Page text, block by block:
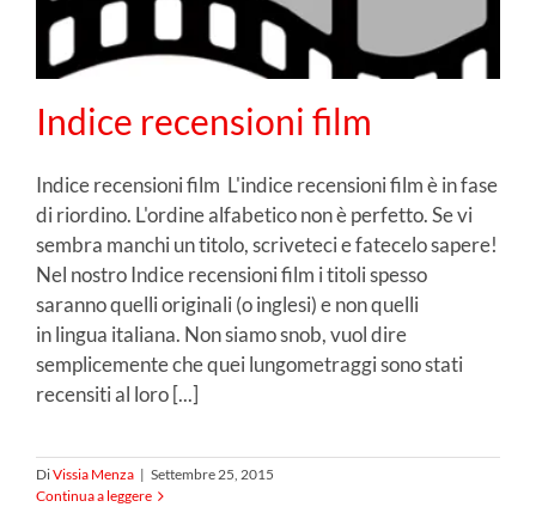
Indice recensioni film
Indice recensioni film L'indice recensioni film è in fase
di riordino. L'ordine alfabetico non è perfetto. Se vi
sembra manchi un titolo, scriveteci e fatecelo sapere!
Nel nostro Indice recensioni film i titoli spesso
saranno quelli originali (o inglesi) e non quelli
in lingua italiana. Non siamo snob, vuol dire
semplicemente che quei lungometraggi sono stati
recensiti al loro [...]
DiVissia Menza | Settembre 25, 2015
Continua a leggere